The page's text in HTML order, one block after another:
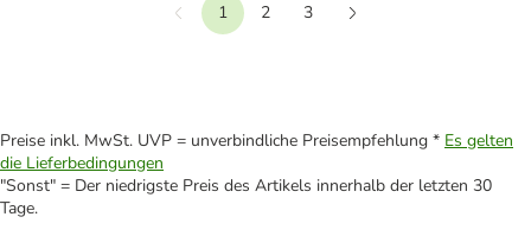
Vorherige
1 2
3
Preise inkl. MwSt. UVP = unverbindliche Preisempfehlung * Es gelten
die Lieferbedingungen
"Sonst" = Der niedrigste Preis des Artikels innerhalb der letzten 30
Tage.